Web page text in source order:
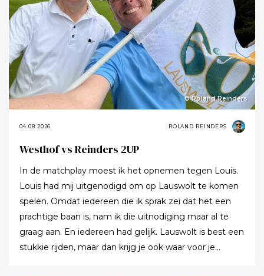
© Roland Reinders
04.08.2026 ROLAND REINDERS
Westhof vs Reinders 2UP
In de matchplay moest ik het opnemen tegen Louis.
Louis had mij uitgenodigd om op Lauswolt te komen
spelen. Omdat iedereen die ik sprak zei dat het een
prachtige baan is, nam ik die uitnodiging maar al te
graag aan. En iedereen had gelijk. Lauswolt is best een
stukkie rijden, maar dan krijg je ook waar voor je